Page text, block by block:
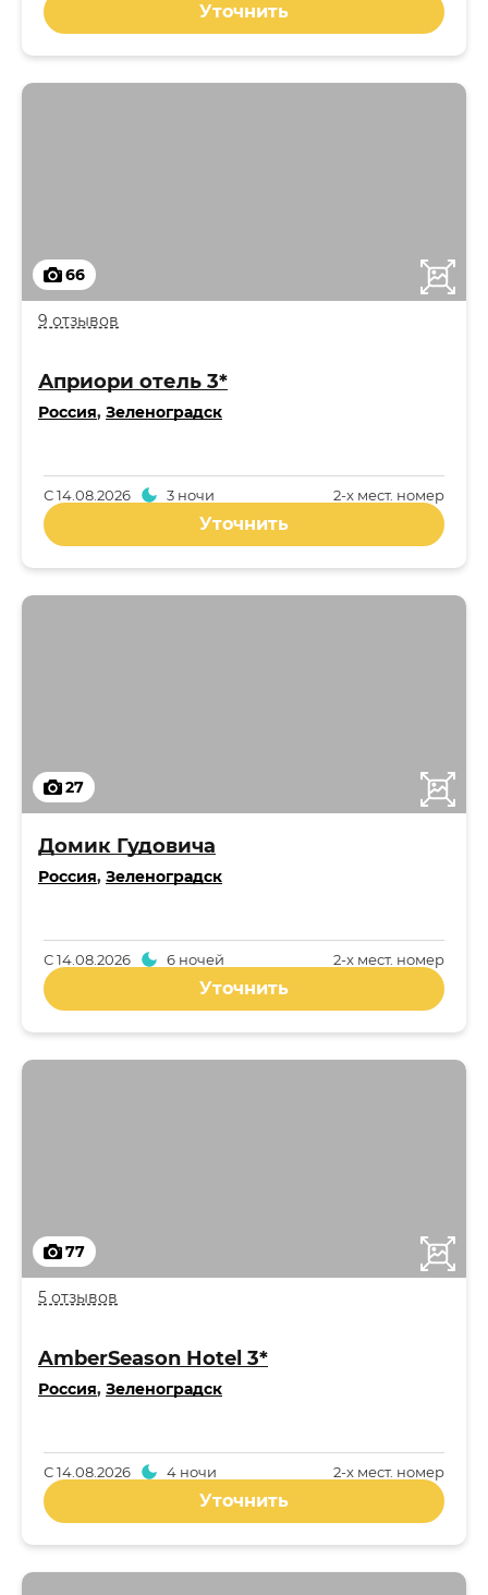
Уточнить
66
9 отзывов
Априори отель 3*
Россия, Зеленоградск
2-x мест. номер
С14.08.2026 3 ночи
Уточнить
27
Домик Гудовича
Россия, Зеленоградск
2-x мест. номер
С14.08.2026 6 ночей
Уточнить
77
5 отзывов
AmberSeason Hotel 3*
Россия, Зеленоградск
2-x мест. номер
С14.08.2026 4 ночи
Уточнить